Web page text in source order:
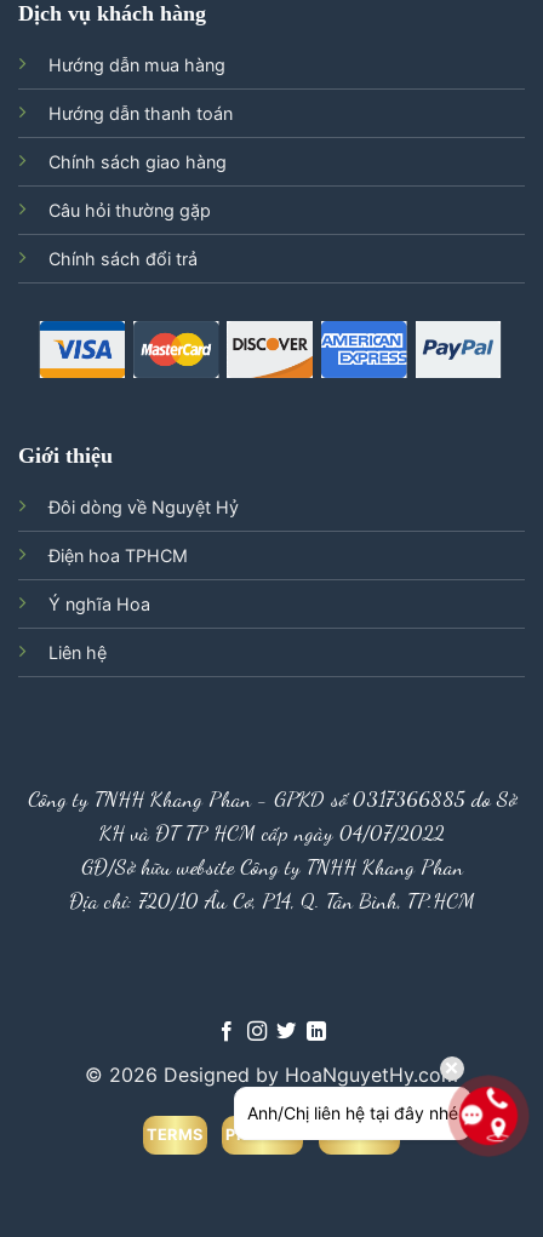
Dịch vụ khách hàng
Hướng dẫn mua hàng
Hướng dẫn thanh toán
Chính sách giao hàng
Câu hỏi thường gặp
Chính sách đổi trả
Giới thiệu
Đôi dòng về Nguyệt Hỷ
Điện hoa TPHCM
Ý nghĩa Hoa
Liên hệ
Công ty TNHH Khang Phan - GPKD số 0317366885 do Sở
KH và ĐT TP HCM cấp ngày 04/07/2022
GĐ/Sở hữu website Công ty TNHH Khang Phan
Địa chỉ: 720/10 Âu Cơ, P14, Q. Tân Bình, TP.HCM
© 2026 Designed by HoaNguyetHy.com
TERMS PRIVACY
Anh/Chị liên hệ tại đây nhé